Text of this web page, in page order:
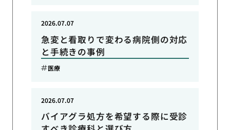
急変と看取りで変わる病院側の対応
と手続きの事例
2026.07.07
医療
バイアグラ処方を希望する際に受診
2026.07.07